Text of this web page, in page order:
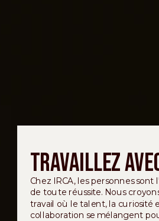
Travaillez
Chez IRCA, les personnes
de toute réussite. Nous
travail où le talent, la curiosité
collaboration se mélangent